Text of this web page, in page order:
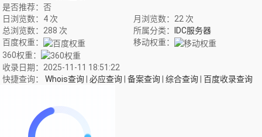
是否推荐：否
日浏览数：4 次
月浏览数：22 次
总浏览数：288 次
所属分类：
IDC服务器
百度权重：
移动权重：
360权重：
收录日期：2025-11-11 18:51:22
快捷查询： Whois查询 必应查询 备案查询 综合查询 百度收录查询